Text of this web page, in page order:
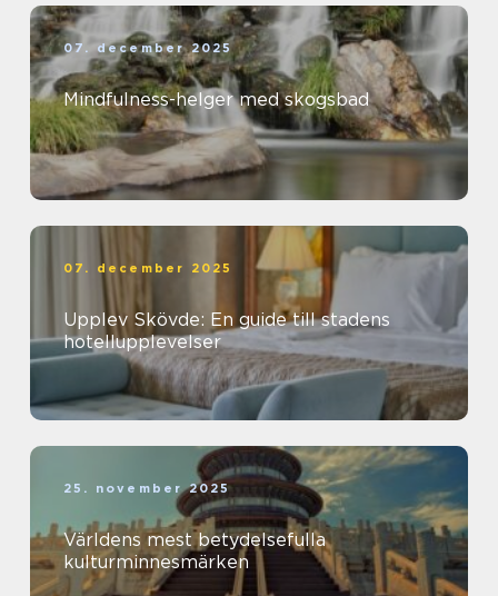
07. december 2025
Mindfulness-helger med skogsbad
07. december 2025
Upplev Skövde: En guide till stadens
hotellupplevelser
25. november 2025
Världens mest betydelsefulla
kulturminnesmärken